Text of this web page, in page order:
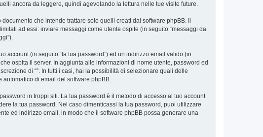
ancora da leggere, quindi agevolando la lettura nelle tue visite future.
che intende trattare solo quelli creati dal software phpBB. Il
ad essi: inviare messaggi come utente ospite (in seguito “messaggi da
account (in seguito “la tua password”) ed un indirizzo email valido (in
ospita il server. In aggiunta alle informazioni di nome utente, password ed
di “”. In tutti i casi, hai la possibilità di selezionare quali delle
automatico di email del software phpBB.
in troppi siti. La tua password è il metodo di accesso al tuo account
la tua password. Nel caso dimenticassi la tua password, puoi utilizzare
ed indirizzo email, in modo che il software phpBB possa generare una